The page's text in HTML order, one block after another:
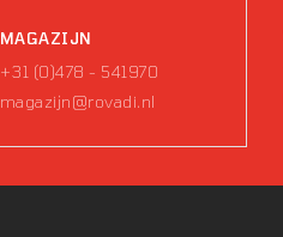
MAGAZIJN
+31 (0)478 - 541970
magazijn@rovadi.nl